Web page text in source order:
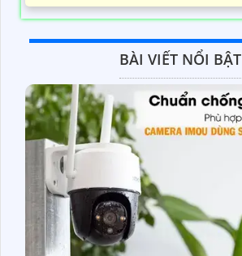
BÀI VIẾT NỔI BẬT